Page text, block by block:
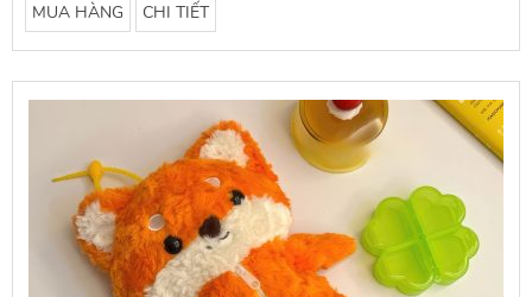
MUA HÀNG CHI TIẾT